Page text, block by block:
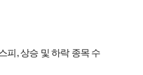
피, 상승 및 하락 종목 수